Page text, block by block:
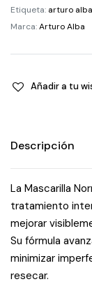
Etiqueta: arturo alba
Marca:Arturo Alba
Añadir a tu
Descripción
La Mascarilla
tratamiento
mejorar
Su fórmula
minimizar
resecar.